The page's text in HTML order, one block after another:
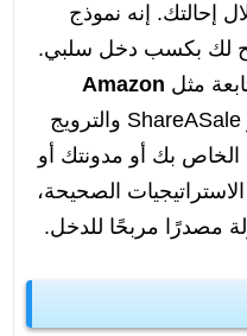
إحالتك. إنه نموذج
لك بكسب دخل سلبي.
مثل Amazon
أو ClickBank أو ShareASale والترويج
الخاص بك أو مدونتك أو
الصحيحة،
مصدرًا مربحًا للدخل.